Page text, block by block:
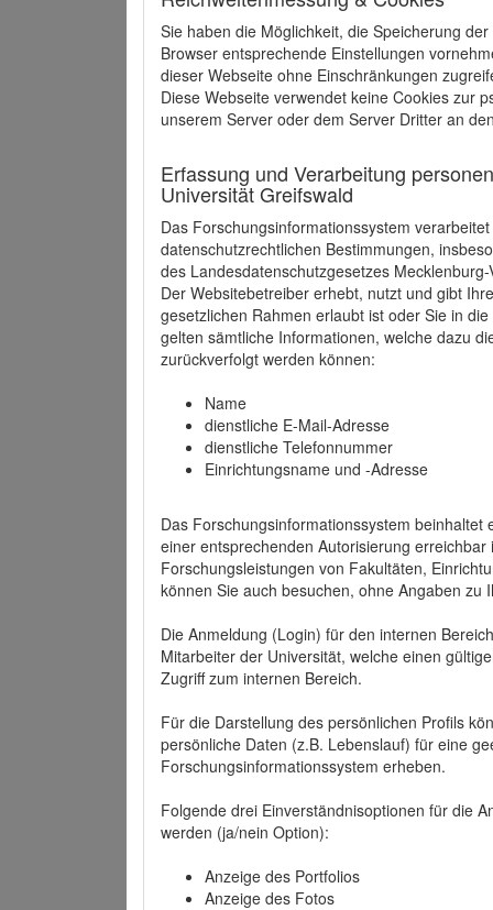
Sie haben die Möglichkeit, die Speicherung
Browser entsprechende Einstellungen
dieser Webseite ohne Einschränkungen
Diese Webseite verwendet keine Cookies zur
unserem Server oder dem Server Dritter an
Erfassung und Verarbeitung
Universität Greifswald
Das Forschungsinformationssystem
datenschutzrechtlichen Bestimmungen,
des Landesdatenschutzgesetzes
Der Websitebetreiber erhebt, nutzt und gibt
gesetzlichen Rahmen erlaubt ist oder Sie in
gelten sämtliche Informationen, welche dazu
zurückverfolgt werden können:
Name
dienstliche E-Mail-Adresse
dienstliche Telefonnummer
Einrichtungsname und -Adresse
Das Forschungsinformationssystem beinhaltet
einer entsprechenden Autorisierung
Forschungsleistungen von Fakultäten,
können Sie auch besuchen, ohne Angaben zu
Die Anmeldung (Login) für den internen
Mitarbeiter der Universität, welche einen
Zugriff zum internen Bereich.
Für die Darstellung des persönlichen Profils
persönliche Daten (z.B. Lebenslauf) für eine
Forschungsinformationssystem erheben.
Folgende drei Einverständnisoptionen für die
werden (ja/nein Option):
Anzeige des Portfolios
Anzeige des Fotos